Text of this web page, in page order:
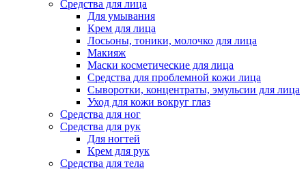
Средства для лица
Для умывания
Крем для лица
Лосьоны, тоники, молочко для лица
Макияж
Маски косметические для лица
Средства для проблемной кожи лица
Сыворотки, концентраты, эмульсии для лица
Уход для кожи вокруг глаз
Средства для ног
Средства для рук
Для ногтей
Крем для рук
Средства для тела